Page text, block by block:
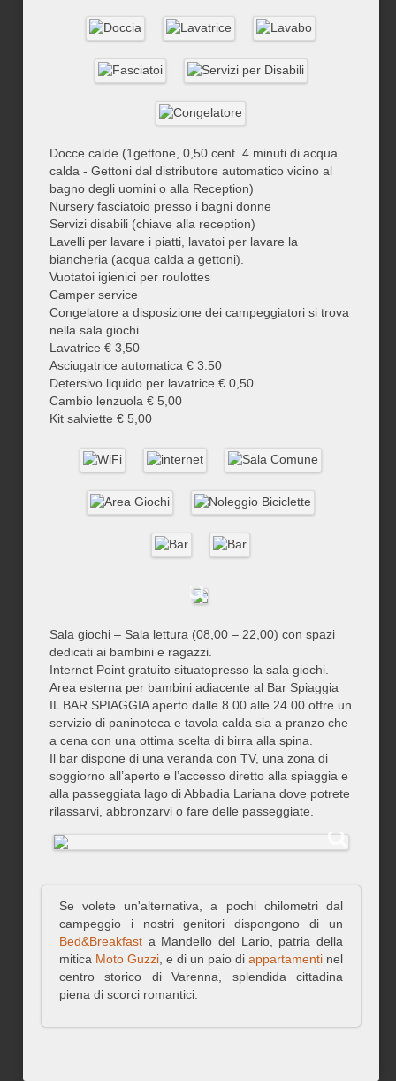
Docce calde (1gettone, 0,50 cent. 4 minuti di acqua
calda - Gettoni dal distributore automatico vicino al
bagno degli uomini o alla Reception)
Nursery fasciatoio presso i bagni donne
Servizi disabili (chiave alla reception)
Lavelli per lavare i piatti, lavatoi per lavare la
biancheria (acqua calda a gettoni).
Vuotatoi igienici per roulottes
Camper service
Congelatore a disposizione dei campeggiatori si trova
nella sala giochi
Lavatrice € 3,50
Asciugatrice automatica € 3.50
Detersivo liquido per lavatrice € 0,50
Cambio lenzuola € 5,00
Kit salviette € 5,00
Sala giochi – Sala lettura (08,00 – 22,00) con spazi
dedicati ai bambini e ragazzi.
Internet Point gratuito situatopresso la sala giochi.
Area esterna per bambini adiacente al Bar Spiaggia
IL BAR SPIAGGIA aperto dalle 8.00 alle 24.00 offre un
servizio di paninoteca e tavola calda sia a pranzo che
a cena con una ottima scelta di birra alla spina.
Il bar dispone di una veranda con TV, una zona di
soggiorno all’aperto e l’accesso diretto alla spiaggia e
alla passeggiata lago di Abbadia Lariana dove potrete
rilassarvi, abbronzarvi o fare delle passeggiate.
Se volete un'alternativa, a pochi chilometri dal
campeggio i nostri genitori dispongono di un
Bed&Breakfasta Mandello del Lario, patria della
mitica Moto Guzzi, e di un paio di appartamenti nel
centro storico di Varenna, splendida cittadina
piena di scorci romantici.